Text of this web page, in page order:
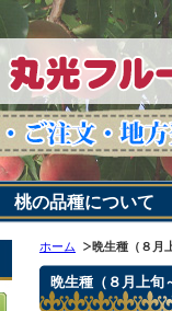
桃の品種について
ホーム 晩生種（８月
晩生種（８月上旬